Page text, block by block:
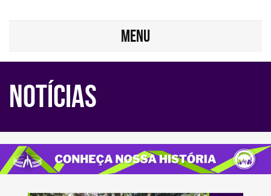
MENU
Notícias